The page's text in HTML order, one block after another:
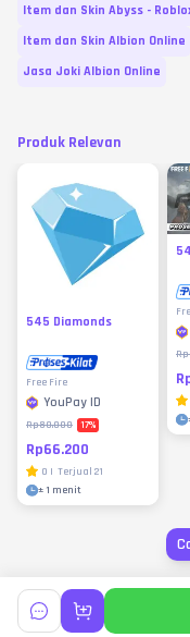
Item dan Skin Abyss -
Item dan Skin Albion Online
Jasa Joki Albion Online
Produk Relevan
545 Diamonds
Free Fire
YouPay ID
Rp80.000 17%
Rp66.200
0 | Terjual 21
±1 menit